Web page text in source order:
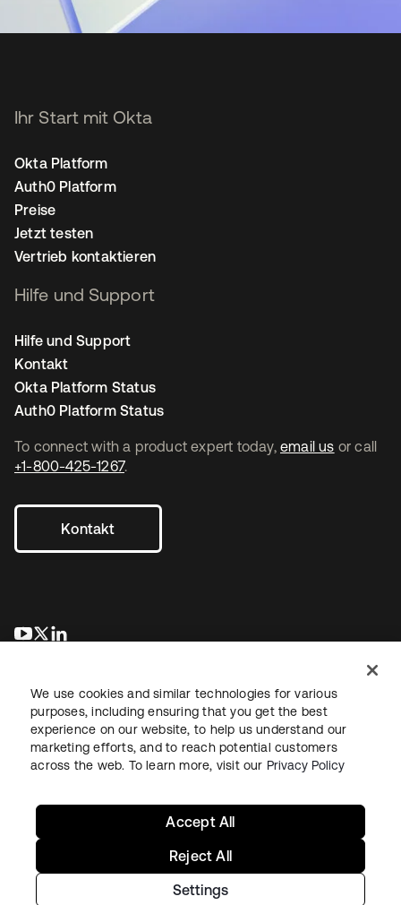
To connect with a product expert today, email us or call
+1-800-425-1267.
Kontakt
wird in einer neuen Registerkarte geöffnet
wird in einer neuen Registerkarte geöffnet
Ihr Start mit Okta
Okta Platform
Auth0 Platform
Preise
Jetzt testen
Vertrieb kontaktieren
Hilfe und Support
Hilfe und Support
Kontakt
Okta Platform Status
Auth0 Platform Status
RechtDatenschutzrichtlinieNutzungsbedingungenSicherheit
Copyright © 2026 Okta. Alle Rechte vorbehalten.
We use cookies and similar technologies for various
purposes, including ensuring that you get the best
experience on our website, to help us understand our
marketing efforts, and to reach potential customers
across the web. To learn more, visit our Privacy Policy
Settings
Reject All
Accept All